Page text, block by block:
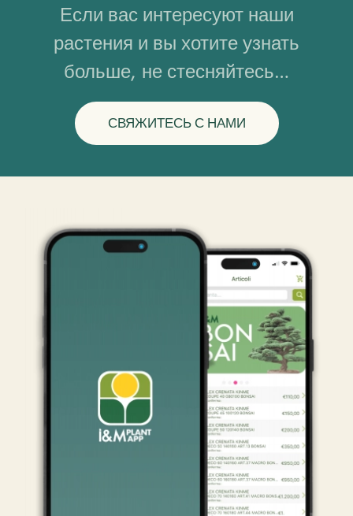
Если вас интересуют наши
растения и вы хотите узнать
больше, не стесняйтесь…
СВЯЖИТЕСЬ С НАМИ